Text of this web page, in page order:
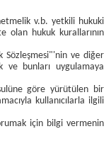
v.b. yetkili hukuki
olan hukuk kurallarının
Sözleşmesi"'nin ve diğer
ve bunları uygulamaya
göre yürütülen bir
kullanıcılarla ilgili
için bilgi vermenin